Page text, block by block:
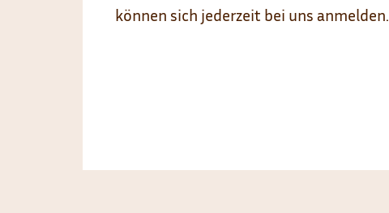
können sich jederzeit bei uns anmelden.